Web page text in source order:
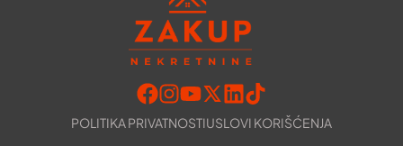
POLITIKA PRIVATNOSTIUSLOVI KORIŠĆENJA